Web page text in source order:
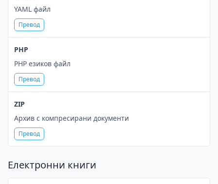
YAML файл
Превод
PHP
PHP езиков файл
Превод
ZIP
Архив с компресирани документи
Превод
Електронни книги